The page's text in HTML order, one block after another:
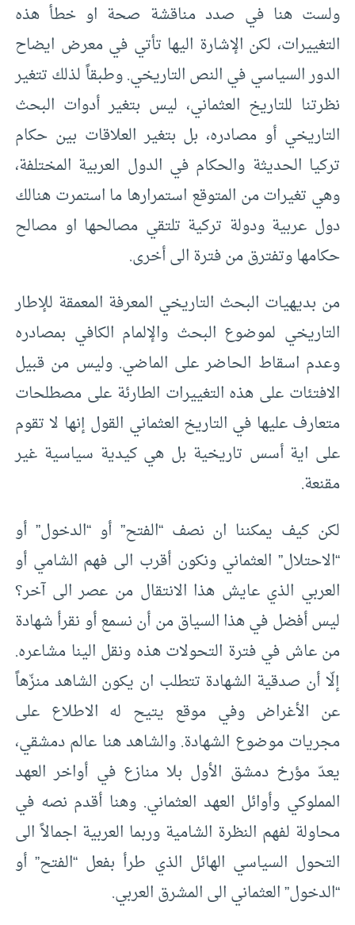
ولست هنا في صدد مناقشة صحة او خطأ هذه
التغييرات، لكن الإشارة اليها تأتي في معرض ايضاح
الدور السياسي في النص التاريخي. وطبقاً لذلك تتغير
نظرتنا للتاريخ العثماني، ليس بتغير أدوات البحث
التاريخي أو مصادره، بل بتغير العلاقات بين حكام
تركيا الحديثة والحكام في الدول العربية المختلفة،
وهي تغيرات من المتوقع استمرارها ما استمرت هنالك
دول عربية ودولة تركية تلتقي مصالحها او مصالح
حكامها وتفترق من فترة الى أخرى.
من بديهيات البحث التاريخي المعرفة المعمقة للإطار
التاريخي لموضوع البحث والإلمام الكافي بمصادره
وعدم اسقاط الحاضر على الماضي. وليس من قبيل
الافتئات على هذه التغييرات الطارئة على مصطلحات
متعارف عليها في التاريخ العثماني القول إنها لا تقوم
على اية أسس تاريخية بل هي كيدية سياسية غير
مقنعة.
لكن كيف يمكننا ان نصف “الفتح” أو “الدخول” أو
“الاحتلال” العثماني ونكون أقرب الى فهم الشامي أو
العربي الذي عايش هذا الانتقال من عصر الى آخر؟
ليس أفضل في هذا السياق من أن نسمع أو نقرأ شهادة
من عاش في فترة التحولات هذه ونقل الينا مشاعره.
إلّا أن صدقية الشهادة تتطلب ان يكون الشاهد منزّهاً
عن الأغراض وفي موقع يتيح له الاطلاع على
مجريات موضوع الشهادة. والشاهد هنا عالم دمشقي،
يعدّ مؤرخ دمشق الأول بلا منازع في أواخر العهد
المملوكي وأوائل العهد العثماني. وهنا أقدم نصه في
محاولة لفهم النظرة الشامية وربما العربية اجمالاً الى
التحول السياسي الهائل الذي طرأ بفعل “الفتح” أو
“الدخول” العثماني الى المشرق العربي.